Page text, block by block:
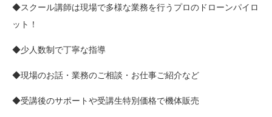
◆スクール講師は現場で多様な業務を行うプロのドローンパイロ
ット！
◆少人数制で丁寧な指導
◆現場のお話・業務のご相談・お仕事ご紹介など
◆受講後のサポートや受講生特別価格で機体販売